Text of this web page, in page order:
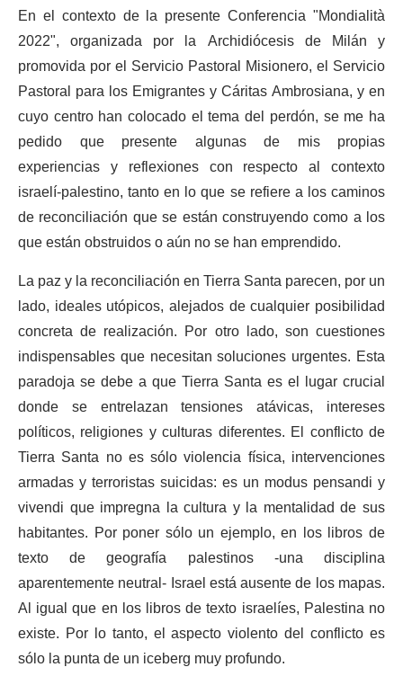
En el contexto de la presente Conferencia "Mondialità
2022", organizada por la Archidiócesis de Milán y
promovida por el Servicio Pastoral Misionero, el Servicio
Pastoral para los Emigrantes y Cáritas Ambrosiana, y en
cuyo centro han colocado el tema del perdón, se me ha
pedido que presente algunas de mis propias
experiencias y reflexiones con respecto al contexto
israelí-palestino, tanto en lo que se refiere a los caminos
de reconciliación que se están construyendo como a los
que están obstruidos o aún no se han emprendido.
La paz y la reconciliación en Tierra Santa parecen, por un
lado, ideales utópicos, alejados de cualquier posibilidad
concreta de realización. Por otro lado, son cuestiones
indispensables que necesitan soluciones urgentes. Esta
paradoja se debe a que Tierra Santa es el lugar crucial
donde se entrelazan tensiones atávicas, intereses
políticos, religiones y culturas diferentes. El conflicto de
Tierra Santa no es sólo violencia física, intervenciones
armadas y terroristas suicidas: es un modus pensandi y
vivendi que impregna la cultura y la mentalidad de sus
habitantes. Por poner sólo un ejemplo, en los libros de
texto de geografía palestinos -una disciplina
aparentemente neutral- Israel está ausente de los mapas.
Al igual que en los libros de texto israelíes, Palestina no
existe. Por lo tanto, el aspecto violento del conflicto es
sólo la punta de un iceberg muy profundo.